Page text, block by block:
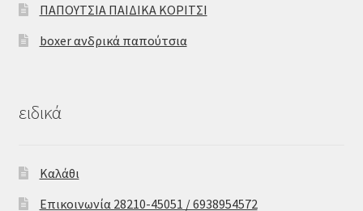
ΠΑΠΟΥΤΣΙΑ ΠΑΙΔΙΚΑ ΚΟΡΙΤΣΙ
boxer ανδρικά παπούτσια
ειδικά
Καλάθι
Επικοινωνία 28210-45051 / 6938954572